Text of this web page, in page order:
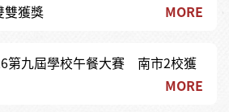
獲獎
MORE
第九屆學校午餐大賽 南市2校獲
MORE